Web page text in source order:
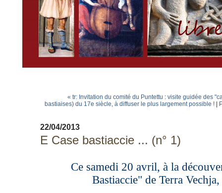
« tr: Invitation du comité du Puntettu : visite guidée des
bastiaises) du 17e siècle, à diffuser le plus largement possible !
22/04/2013
E Case bastiaccie ... (n° 1)
Ce samedi 20 avril, à la
Bastiaccie" de Terra